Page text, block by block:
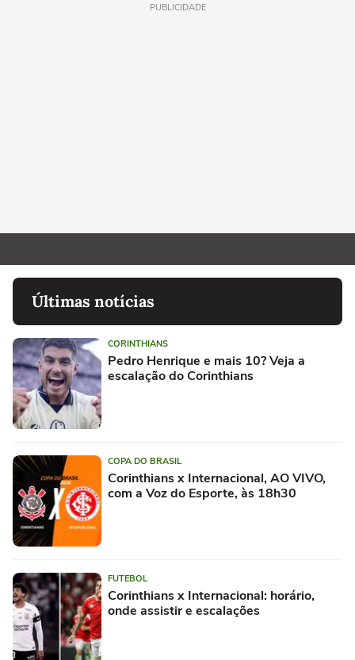
PUBLICIDADE
Últimas notícias
CORINTHIANS
Pedro Henrique e mais 10? Veja a
escalação do Corinthians
COPA DO BRASIL
Corinthians x Internacional, AO VIVO,
com a Voz do Esporte, às 18h30
FUTEBOL
Corinthians x Internacional: horário,
onde assistir e escalações